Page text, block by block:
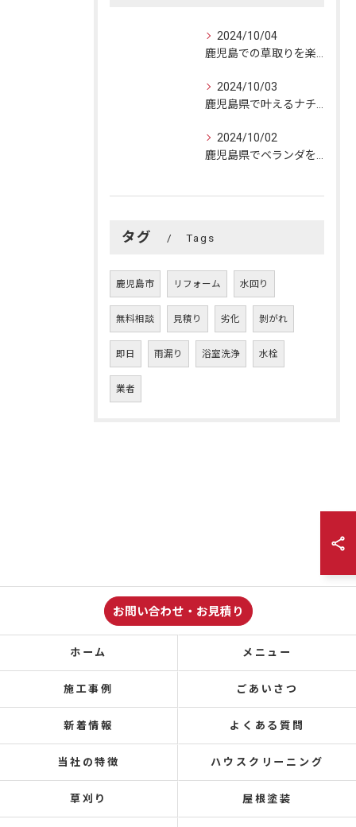
2024/10/04
2024/10/03
2024/10/02
タグ Tags
鹿児島市 リフォーム 水回り
無料相談 見積り 劣化 剝がれ
即日 雨漏り 浴室洗浄 水栓
業者
お問い合わせ・お見積り
ホーム メニュー
施工事例 ごあいさつ
新着情報 よくある質問
当社の特徴 ハウスクリーニング
草刈り 屋根塗装